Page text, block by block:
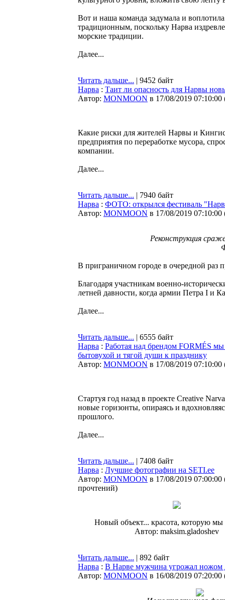
Вот и наша команда задумала и
традиционным, поскольку Нарва
морские традиции.
Далее...
Читать дальше... | 9452 байт
Нарва : Таит ли опасность для Нарвы
Автор: MONMOON в 17/08/2019 07:10:00
Какие риски для жителей Нарвы и
предприятия по переработке мусора,
компании.
Далее...
Читать дальше... | 7940 байт
Нарва : ФОТО: открылся фестиваль
Автор: MONMOON в 17/08/2019 07:10:00
Реконструкция
В приграничном городе в очередной раз
Благодаря участникам военно-
летней давности, когда армии Петра I и
Далее...
Читать дальше... | 6555 байт
Нарва : Работая над брендом FORMÉS
бытовухой и тягой души к празднику
Автор: MONMOON в 17/08/2019 07:10:00
Стартуя год назад в проекте Creative
новые горизонты, опираясь и
прошлого.
Далее...
Читать дальше... | 7408 байт
Нарва : Лучшие фотографии на SETI.ee
Автор: MONMOON в 17/08/2019 07:00:00
прочтений)
Новый объект... красота, которую
Автор: maksim.gladoshev
Читать дальше... | 892 байт
Нарва : В Нарве мужчина угрожал ножом
Автор: MONMOON в 16/08/2019 07:20:00